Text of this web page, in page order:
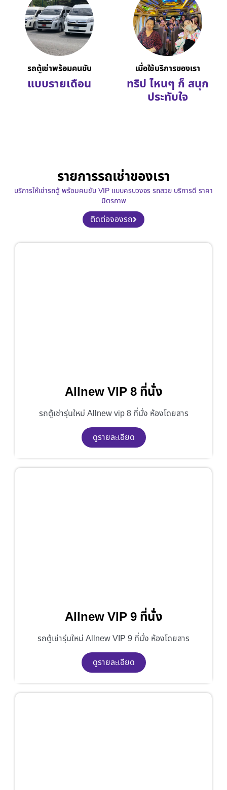
รถตู้เช่าพร้อมคนขับ
แบบรายเดือน
เมื่อใช้บริการของเรา
ทริป ไหนๆ ก็ สนุก
ประทับใจ
รายการรถเช่าของเรา
บริการให้เช่ารถตู้ พร้อมคนขับ VIP แบบครบวงจร รถสวย บริการดี ราคา
มิตรภาพ
ติดต่อจองรถ
Allnew VIP 8 ที่นั่ง
รถตู้เช่ารุ่นใหม่ Allnew vip 8 ที่นั่ง ห้องโดยสาร
ดูรายละเอียด
Allnew VIP 9 ที่นั่ง
รถตู้เช่ารุ่นใหม่ Allnew VIP 9 ที่นั่ง ห้องโดยสาร
ดูรายละเอียด